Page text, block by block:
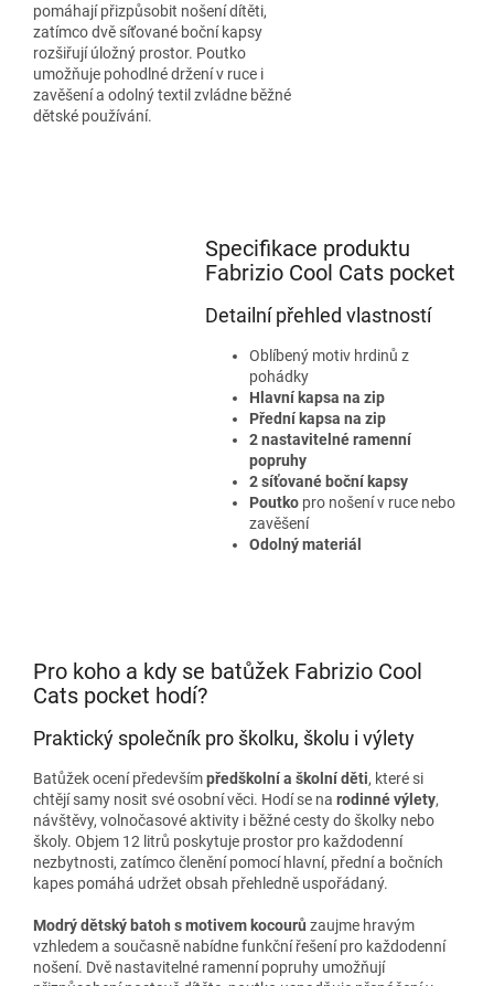
pomáhají přizpůsobit nošení dítěti,
zatímco dvě síťované boční kapsy
rozšiřují úložný prostor. Poutko
umožňuje pohodlné držení v ruce i
zavěšení a odolný textil zvládne běžné
dětské používání.
Specifikace produktu
Fabrizio Cool Cats pocket
Detailní přehled vlastností
Oblíbený motiv hrdinů z
pohádky
Hlavní kapsa na zip
Přední kapsa na zip
2 nastavitelné ramenní
popruhy
2 síťované boční kapsy
Poutkopro nošení v ruce nebo
zavěšení
Odolný materiál
Pro koho a kdy se batůžek Fabrizio Cool
Cats pocket hodí?
Praktický společník pro školku, školu i výlety
Batůžek ocení předevšímpředškolní a školní děti, které si
chtějí samy nosit své osobní věci. Hodí se na rodinné výlety,
návštěvy, volnočasové aktivity i běžné cesty do školky nebo
školy. Objem 12 litrů poskytuje prostor pro každodenní
nezbytnosti, zatímco členění pomocí hlavní, přední a bočních
kapes pomáhá udržet obsah přehledně uspořádaný.
Modrý dětský batoh s motivem kocourů zaujme hravým
vzhledem a současně nabídne funkční řešení pro každodenní
nošení. Dvě nastavitelné ramenní popruhy umožňují